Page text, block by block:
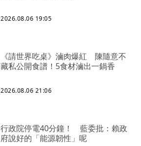
2026.08.06 19:05
《請世界吃桌》滷肉爆紅 陳隨意不
藏私公開食譜！5食材滷出一鍋香
2026.08.06 21:06
行政院停電40分鐘！ 藍委批：賴政
府說好的「能源韌性」呢